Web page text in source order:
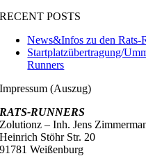
RECENT POSTS
News&Infos zu den Rats-
Startplatzübertragung/
Runners
Impressum (Auszug)
RATS-RUNNERS
Zolutionz – Inh. Jens
Heinrich Stöhr Str. 20
91781 Weißenburg